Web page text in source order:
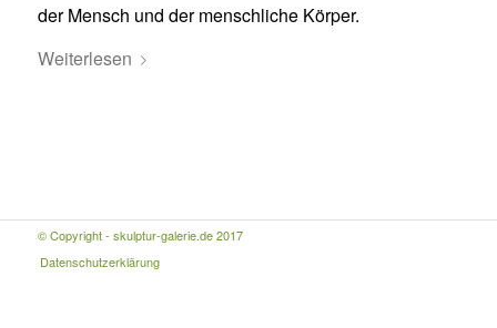
der Mensch und der menschliche Körper.
Weiterlesen
© Copyright - skulptur-galerie.de 2017
Datenschutzerklärung